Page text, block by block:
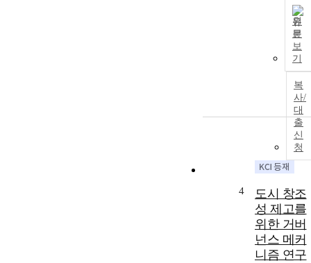
원
문
보
기
복
사/
대
출
신
청
4
도시 창조
성 제고를
위한 거버
넌스 메커
니즘 연구